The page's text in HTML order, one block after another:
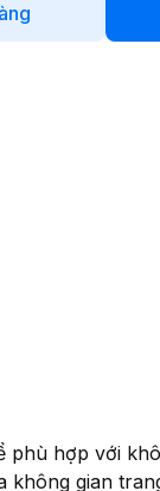
phù hợp với
gian